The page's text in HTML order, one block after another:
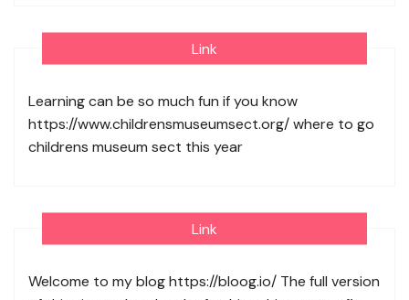
Link
Learning can be so much fun if you know
https://www.childrensmuseumsect.org/where to go
childrens museum sect this year
Link
Welcome to my bloghttps://bloog.io/ The full version